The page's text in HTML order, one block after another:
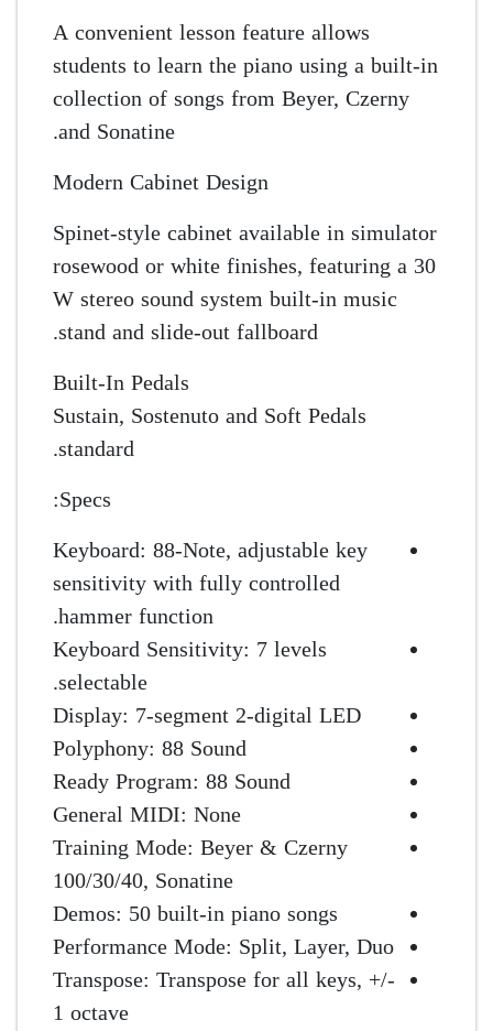
A convenient lesson feature allows
students to learn the piano using a built-in
collection of songs from Beyer, Czerny
and Sonatine.
Modern Cabinet Design
Spinet-style cabinet available in simulator
rosewood or white finishes, featuring a 30
W stereo sound system built-in music
stand and slide-out fallboard.
Built-In Pedals
Sustain, Sostenuto and Soft Pedals
standard.
Specs:
Keyboard: 88-Note, adjustable key
sensitivity with fully controlled
hammer function.
Keyboard Sensitivity: 7 levels
selectable.
Display: 7-segment 2-digital LED
Polyphony: 88 Sound
Ready Program: 88 Sound
General MIDI: None
Training Mode: Beyer & Czerny
100/30/40, Sonatine
Demos: 50 built-in piano songs
Performance Mode: Split, Layer, Duo
Transpose: Transpose for all keys, +/-
1 octave